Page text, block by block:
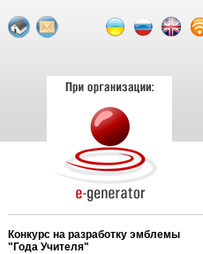
Конкурс на разработку эмблемы
"Года Учителя"